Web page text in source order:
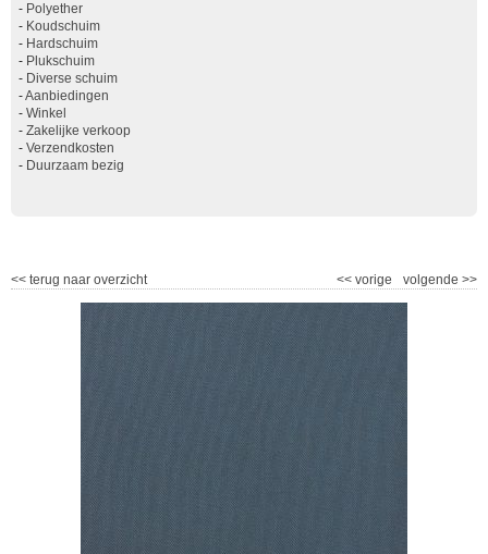
- Polyether
- Koudschuim
- Hardschuim
- Plukschuim
- Diverse schuim
-Aanbiedingen
- Winkel
- Zakelijke verkoop
- Verzendkosten
- Duurzaam bezig
<< terug naar overzicht volgende >>
<< vorige